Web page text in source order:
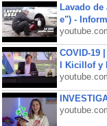
Lavado
e") -
COVID-19
l Kicillof y